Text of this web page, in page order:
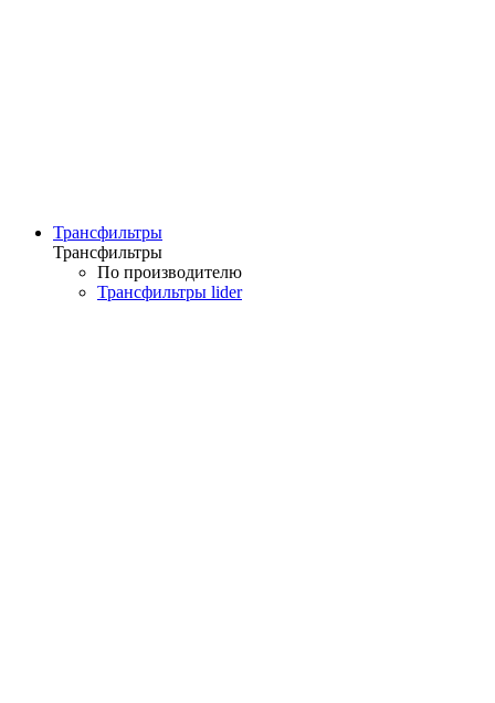
Трансфильтры
Трансфильтры
По производителю
Трансфильтры lider